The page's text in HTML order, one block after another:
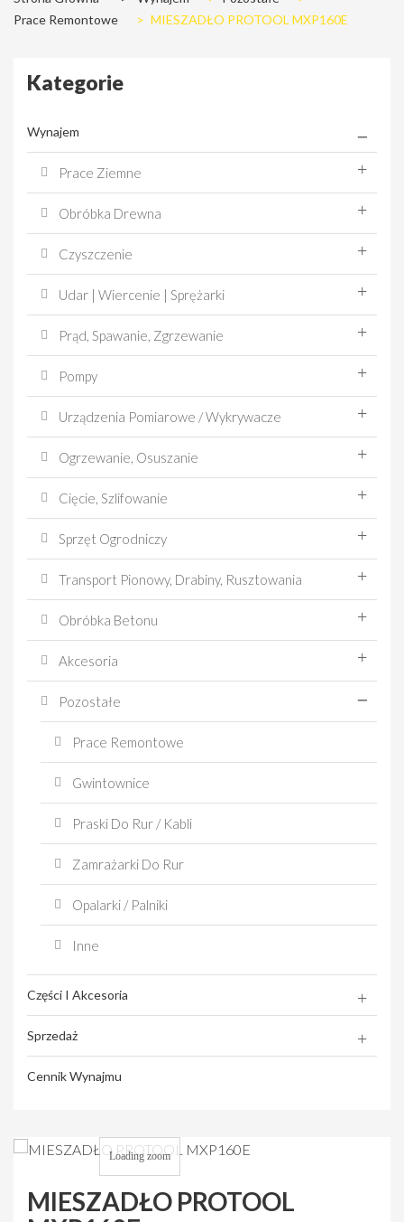
Prace Remontowe
> MIESZADŁO PROTOOL MXP160E
Kategorie
Wynajem
Prace Ziemne
Obróbka Drewna
Czyszczenie
Udar | Wiercenie | Sprężarki
Prąd, Spawanie, Zgrzewanie
Pompy
Urządzenia Pomiarowe / Wykrywacze
Ogrzewanie, Osuszanie
Cięcie, Szlifowanie
Sprzęt Ogrodniczy
Transport Pionowy, Drabiny, Rusztowania
Obróbka Betonu
Akcesoria
Pozostałe
Prace Remontowe
Gwintownice
Praski Do Rur / Kabli
Zamrażarki Do Rur
Opalarki / Palniki
Inne
Części I Akcesoria
Sprzedaż
Cennik Wynajmu
Loading zoom
MIESZADŁO PROTOOL